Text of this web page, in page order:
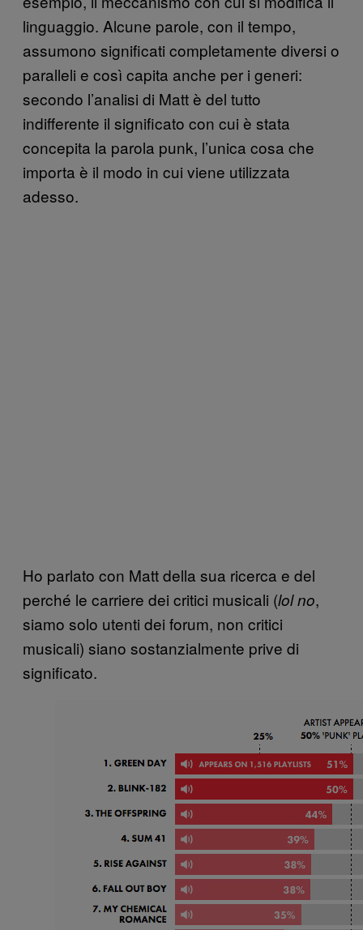
linguaggio. Alcune parole, con il tempo,
assumono significati completamente diversi o
paralleli e così capita anche per i generi:
secondo l’analisi di Matt è del tutto
indifferente il significato con cui è stata
concepita la parola punk, l’unica cosa che
importa è il modo in cui viene utilizzata
adesso.
Ho parlato con Matt della sua ricerca e del
perché le carriere dei critici musicali (lol no,
siamo solo utenti dei forum, non critici
musicali) siano sostanzialmente prive di
significato.